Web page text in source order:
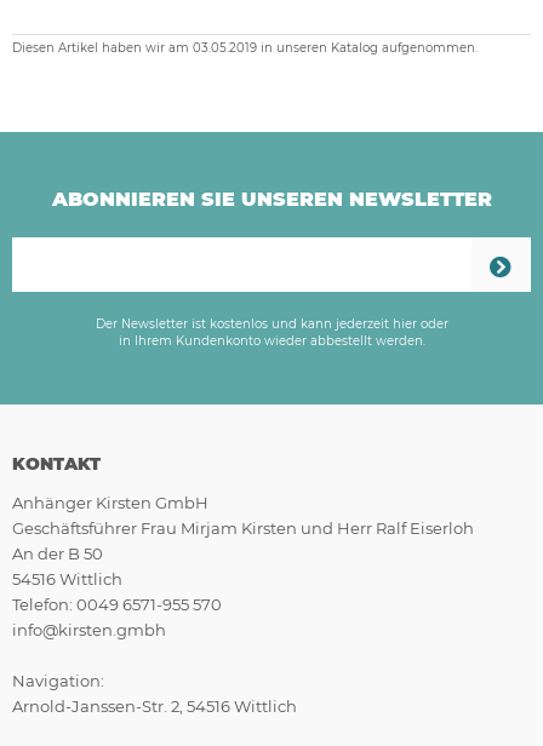
Diesen Artikel haben wir am 03.05.2019 in unseren Katalog aufgenommen.
ABONNIEREN SIE UNSEREN NEWSLETTER
Der Newsletter ist kostenlos und kann jederzeit hier oder
in Ihrem Kundenkonto wieder abbestellt werden.
KONTAKT
Anhänger Kirsten GmbH
Geschäftsführer Frau Mirjam Kirsten und Herr Ralf Eiserloh
An der B 50
54516 Wittlich
Telefon: 0049 6571-955 570
info@kirsten.gmbh
Navigation:
Arnold-Janssen-Str. 2, 54516 Wittlich